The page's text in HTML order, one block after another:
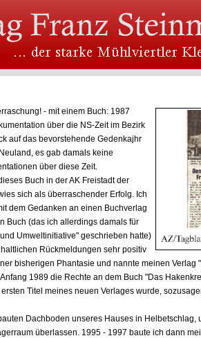
- mit einem Buch: 1987
über die NS-Zeit im Bezirk
auf das bevorstehende Gedenkajhr
es gab damals keine
über diese Zeit.
Buch in der AK Freistadt der
sich als überraschender Erfolg. Ich
dem Gedanken an einen Buchverlag
Buch (das ich allerdings damals für
Umweltinitiative" geschrieben hatte)
Rückmeldungen sehr positiv
bisherigen Phantasie und nannte meinen Verlag
1989 die Rechte an dem Buch "Das
Titel meines neuen Verlages wurde,
Dachboden unseres Hauses in Helbetschlag,
überlassen. 1995 - 1997 baute ich dann